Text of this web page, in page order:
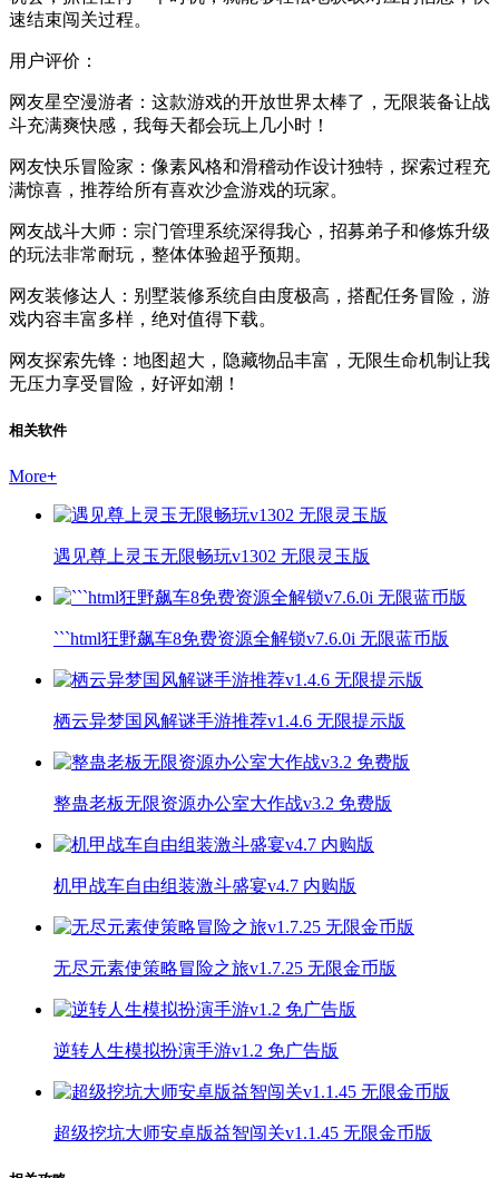
速结束闯关过程。
用户评价：
网友星空漫游者：这款游戏的开放世界太棒了，无限装备让战
斗充满爽快感，我每天都会玩上几小时！
网友快乐冒险家：像素风格和滑稽动作设计独特，探索过程充
满惊喜，推荐给所有喜欢沙盒游戏的玩家。
网友战斗大师：宗门管理系统深得我心，招募弟子和修炼升级
的玩法非常耐玩，整体体验超乎预期。
网友装修达人：别墅装修系统自由度极高，搭配任务冒险，游
戏内容丰富多样，绝对值得下载。
网友探索先锋：地图超大，隐藏物品丰富，无限生命机制让我
无压力享受冒险，好评如潮！
相关软件
More+
遇见尊上灵玉无限畅玩v1302 无限灵玉版
```html狂野飙车8免费资源全解锁v7.6.0i 无限蓝币版
栖云异梦国风解谜手游推荐v1.4.6 无限提示版
整蛊老板无限资源办公室大作战v3.2 免费版
机甲战车自由组装激斗盛宴v4.7 内购版
无尽元素使策略冒险之旅v1.7.25 无限金币版
逆转人生模拟扮演手游v1.2 免广告版
超级挖坑大师安卓版益智闯关v1.1.45 无限金币版